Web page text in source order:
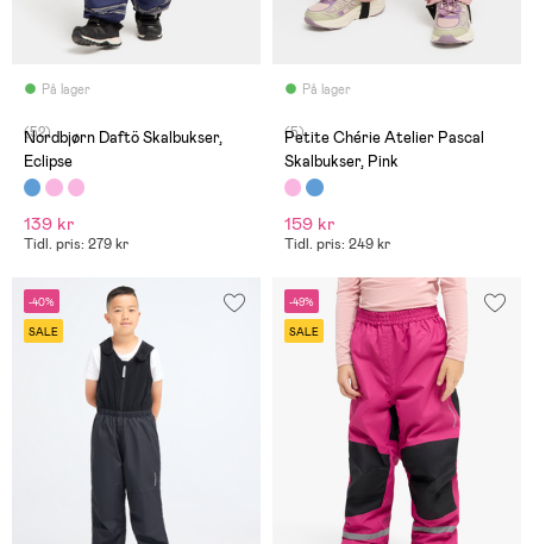
På lager
(52)
Nordbjørn Daftö Skalbukser,
Eclipse
139 kr
Tidl. pris: 279 kr
På lager
(5)
Petite Chérie Atelier Pascal
Skalbukser, Pink
159 kr
Tidl. pris: 249 kr
-40%
SALE
-49%
SALE